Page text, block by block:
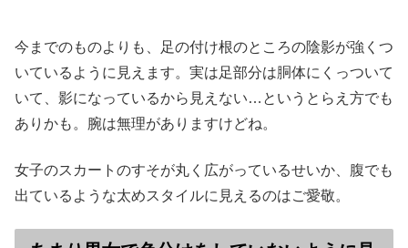
今までのものよりも、足の付け根のところの陰影が強くつ
いているように見えます。実は足部分は胴体にくっついて
いて、影になっているから見えない…というとらえ方でも
ありかも。腕は無理がありますけどね。
女子のスカートのすそが丸く広がっているせいか、腹でも
出ているような太めスタイルに見えるのはご愛敬。